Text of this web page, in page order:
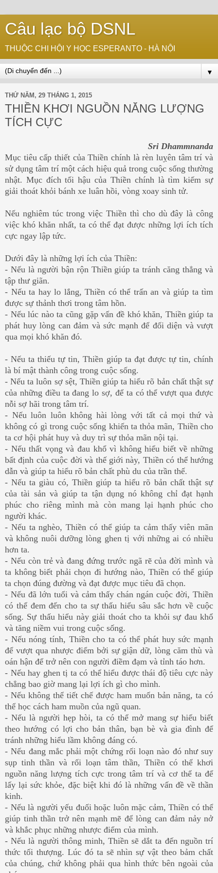
Câu lạc bộ DSNL
THUỘC CHI HỘI Y HỌC ESPERANTO - HÀ NỘI
▼
THỨ NĂM, 29 THÁNG 1, 2015
THIỀN KHƠI NGUỒN NĂNG LƯỢNG
TÍCH CỰC
Sri Dhammnanda
Mục tiêu cấp thiết của Thiền chính là rèn luỵên tâm trí và
sử dụng tâm trí một cách hiệu quả trong cuộc sống thường
nhật. Mục đích tối hậu của Thiền chính là tìm kiếm sự
giải thoát khỏi bánh xe luân hồi, vòng xoay sinh tử.
Nếu nghiêm túc trong việc Thiền thì cho dù đây là công
việc khó khăn nhất, ta có thể đạt được những lợi ích tích
cực ngay lập tức.
Dưới đây là những lợi ích của Thiền:
- Nếu là người bận rộn Thiền giúp ta tránh căng thẳng và
tập thư giãn.
- Nếu ta hay lo lắng, Thiền có thể trấn an và giúp ta tìm
được sự thảnh thơi trong tâm hồn.
- Nếu lúc nào ta cũng gặp vấn đề khó khăn, Thiền giúp ta
phát huy lòng can đảm và sức mạnh để đối diện và vượt
qua mọi khó khăn đó.
- Nếu ta thiếu tự tin, Thiền giúp ta đạt được tự tin, chính
là bí mật thành công trong cuộc sống.
- Nếu ta luôn sợ sệt, Thiền giúp ta hiểu rõ bản chất thật sự
của những điều ta đang lo sợ, để ta có thể vượt qua được
nỗi sợ hãi trong tâm trí.
- Nếu luôn luôn không hài lòng với tất cả mọi thứ và
không có gì trong cuộc sống khiến ta thỏa mãn, Thiền cho
ta cơ hội phát huy và duy trì sự thỏa mãn nội tại.
- Nếu thất vọng và đau khổ vì không hiểu biết về những
bất định của cuộc đời và thế giới này, Thiền có thể hướng
dẫn và giúp ta hiểu rõ bản chất phù du của trần thế.
- Nếu ta giàu có, Thiền giúp ta hiểu rõ bản chất thật sự
của tài sản và giúp ta tận dụng nó không chỉ đạt hạnh
phúc cho riêng mình mà còn mang lại hạnh phúc cho
người khác.
- Nếu ta nghèo, Thiền có thể giúp ta cảm thấy viên mãn
và không nuôi dưỡng lòng ghen tị với những ai có nhiều
hơn ta.
- Nếu còn trẻ và đang đứng trước ngã rẽ của đời mình và
ta không biết phải chọn đi hướng nào, Thiền có thể giúp
ta chọn đúng đường và đạt được mục tiêu đã chọn.
- Nếu đã lớn tuổi và cảm thấy chán ngán cuộc đời, Thiền
có thể đem đến cho ta sự thấu hiểu sâu sắc hơn về cuộc
sống. Sự thấu hiểu này giải thoát cho ta khỏi sự đau khổ
và tăng niềm vui trong cuộc sống.
- Nếu nóng tính, Thiền cho ta có thể phát huy sức mạnh
để vượt qua nhược điểm bởi sự giận dữ, lòng căm thù và
oán hận để trở nên con người điềm đạm và tỉnh táo hơn.
- Nếu hay ghen tị ta có thể hiểu được thái độ tiêu cực này
chẳng bao giờ mang lại lợi ích gì cho mình.
- Nếu không thể tiết chế được ham muốn bản năng, ta có
thể học cách ham muồn của ngũ quan.
- Nếu là người hẹp hòi, ta có thể mở mang sự hiểu biết
theo hướng có lợi cho bản thân, bạn bè và gia đình để
tránh những hiểu lầm không đáng có.
- Nếu đang mắc phải một chứng rối loạn nào đó như suy
sụp tinh thần và rối loạn tâm thần, Thiền có thể khơi
nguồn năng lượng tích cực trong tâm trí và cơ thể ta để
lấy lại sức khỏe, đặc biệt khi đó là những vấn đề về thần
kinh.
- Nếu là người yếu đuối hoặc luôn mặc cảm, Thiền có thể
giúp tinh thần trở nên mạnh mẽ để lòng can đảm nảy nở
và khắc phục những nhược điểm của mình.
- Nếu là người thông minh, Thiền sẽ dắt ta đến nguồn trí
thức tối thượng. Lúc đó ta sẽ nhìn sự vật theo bảm chất
của chúng, chứ không phải qua hình thức bên ngoài của